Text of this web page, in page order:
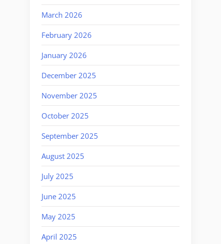
March 2026
February 2026
January 2026
December 2025
November 2025
October 2025
September 2025
August 2025
July 2025
June 2025
May 2025
April 2025